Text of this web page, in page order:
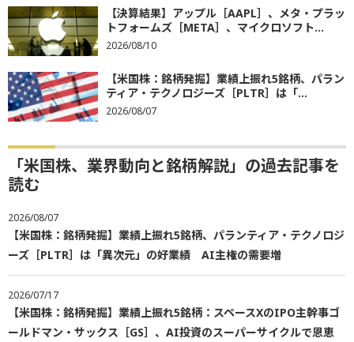
【決算結果】アップル［AAPL］、メタ・プラッ
トフォームズ［META］、マイクロソフト...
2026/08/10
【米国株：銘柄発掘】業績上振れ5銘柄、パラン
ティア・テクノロジーズ［PLTR］は「...
2026/08/07
「米国株、業界動向と銘柄解説」の過去記事を
読む
2026/08/07
【米国株：銘柄発掘】業績上振れ5銘柄、パランティア・テクノロジ
ーズ［PLTR］は「異次元」の好業績 AI主権の需要増
2026/07/17
【米国株：銘柄発掘】業績上振れ5銘柄：スペースXのIPO主幹事ゴ
ールドマン・サックス［GS］、AI投資のスーパーサイクルで恩恵